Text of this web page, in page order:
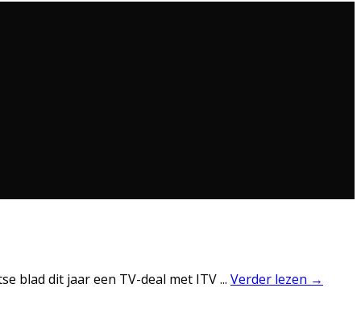
blad dit jaar een TV-deal met ITV... Verder lezen →